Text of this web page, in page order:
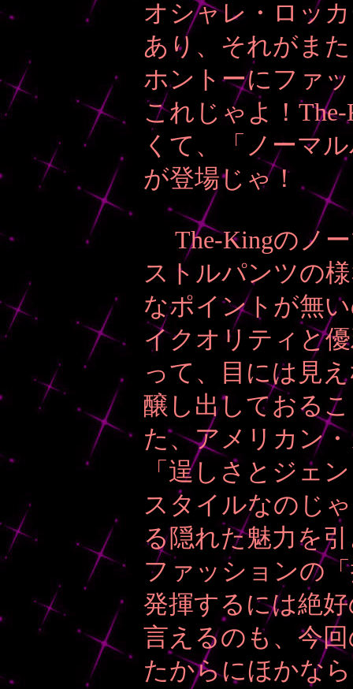
オシャレ・ロッ
あり、それがま
ホントーにファ
これじゃよ！
くて、「ノーマ
が登場じゃ！
The-Kingのノー
ストルパンツの
なポイントが無
イクオリティと
って、目には見
醸し出しておる
た、アメリカン
「逞しさとジェ
スタイルなのじ
る隠れた魅力を
ファッションの
発揮するには絶
言えるのも、今
たからにほかな